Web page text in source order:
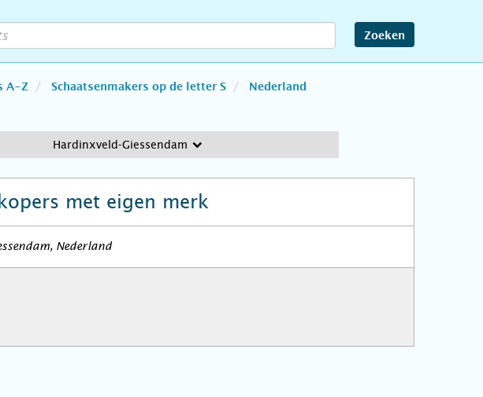
Zoeken
A-Z Schaatsenmakers op de letter S
Nederland
Hardinxveld-Giessendam
met eigen merk
Nederland